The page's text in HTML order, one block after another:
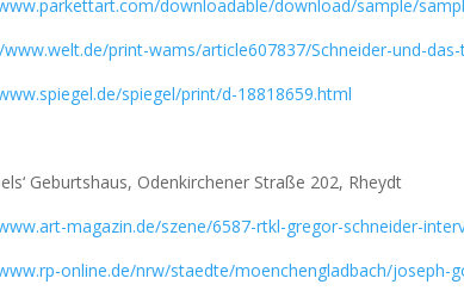
downloadable/download/sample/
print-wams/article607837/Schneider-und-
spiegel/print/d-18818659.html
Geburtshaus, Odenkirchener Straße 202, Rheydt
magazin.de/szene/6587-rtkl-gregor-schneider-
online.de/nrw/staedte/moenchengladbach/joseph-